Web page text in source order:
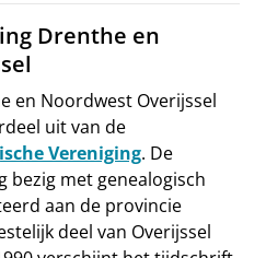
Drenthe en
en Noordwest Overijssel
uit van de
Vereniging. De
bezig met genealogisch
aan de provincie
deel van Overijssel